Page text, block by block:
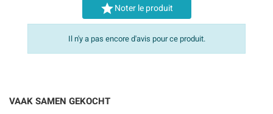
Noter le produit
Il n'y a pas encore d'avis pour ce produit.
VAAK SAMEN GEKOCHT